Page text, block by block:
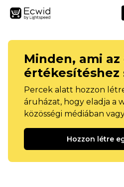
Minden, ami
értékesítéshez
Percek alatt hozzon
áruházat, hogy eladja a
közösségi médiában
Hozzon létre